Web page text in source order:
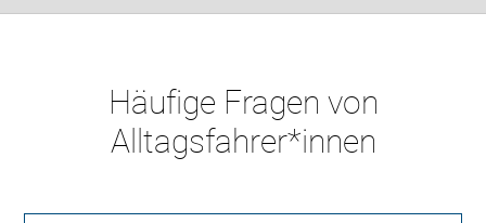
Häufige Fragen von
Alltagsfahrer*innen